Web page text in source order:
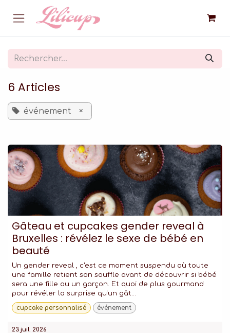
Se rendre au contenu
6 Articles
événement ×
Gâteau et cupcakes gender reveal à
Bruxelles : révélez le sexe de bébé en
beauté
Un gender reveal , c'est ce moment suspendu où toute
une famille retient son souffle avant de découvrir si bébé
sera une fille ou un garçon. Et quoi de plus gourmand
pour révéler la surprise qu'un gât...
cupcake personnalisé événement
23 juil. 2026